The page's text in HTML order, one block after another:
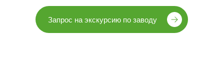
Запрос на экскурсию по заводу